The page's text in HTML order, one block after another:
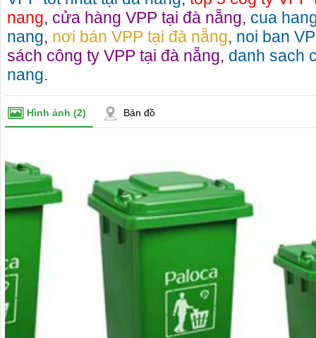
nang, cửa hàng VPP tại đà nẵng, cua
nang, nơi bán VPP tại đà nẵng, noi ban
sách công ty VPP tại đà nẵng, danh sach
nang.
Hình ảnh (2) Bản đồ